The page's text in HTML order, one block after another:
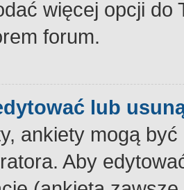
więcej opcji
forum.
lub
ankiety mogą
Aby